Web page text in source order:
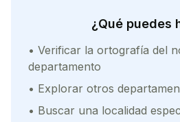
¿Qué puedes
• Verificar la ortografía del
departamento
• Explorar otros
• Buscar una localidad